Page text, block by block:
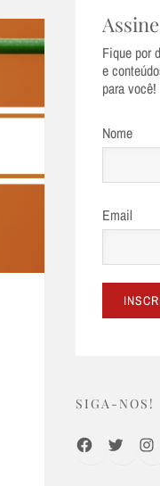
Fique por
e
para você!
Nome
Email
SIGA-NOS!
FacebookTwitter